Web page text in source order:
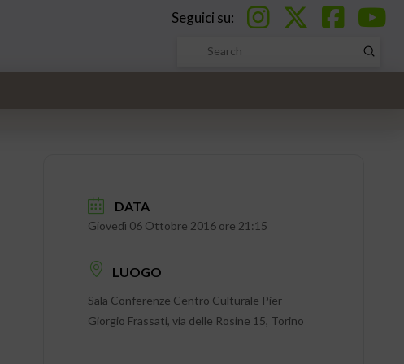
Seguici su:
Search
Submit
DATA
Giovedì 06 Ottobre 2016 ore 21:15
LUOGO
Sala Conferenze Centro Culturale Pier
Giorgio Frassati, via delle Rosine 15, Torino